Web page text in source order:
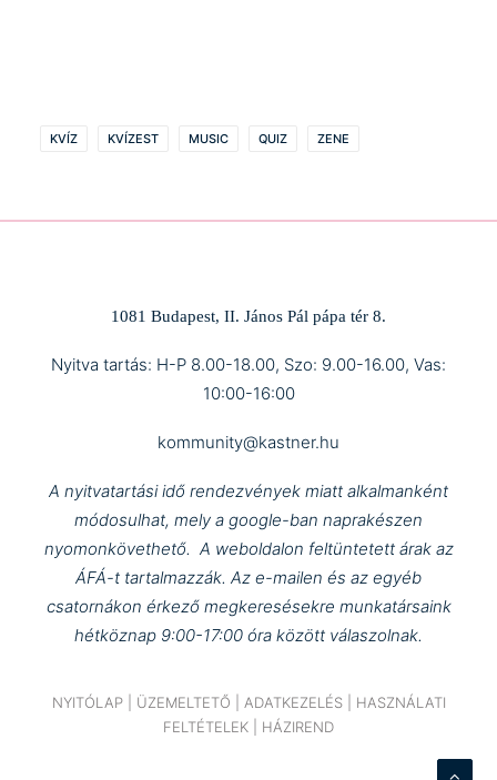
KVÍZ KVÍZEST MUSIC QUIZ ZENE
1081 Budapest, II. János Pál pápa tér 8.
Nyitva tartás: H-P 8.00-18.00, Szo: 9.00-16.00, Vas:
10:00-16:00
kommunity@kastner.hu
A nyitvatartási idő rendezvények miatt alkalmanként
módosulhat, mely a google-ban naprakészen
nyomonkövethető. A weboldalon feltüntetett árak az
ÁFÁ-t tartalmazzák. Az e-mailen és az egyéb
csatornákon érkező megkeresésekre munkatársaink
hétköznap 9:00-17:00 óra között válaszolnak.
NYITÓLAP| ÜZEMELTETŐ ADATKEZELÉS| HASZNÁLATI
FELTÉTELEK
HÁZIREND